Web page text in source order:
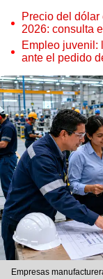
Precio del
2026: consulta
cambio y
Empleo juvenil:
ante el pedido
Empresas